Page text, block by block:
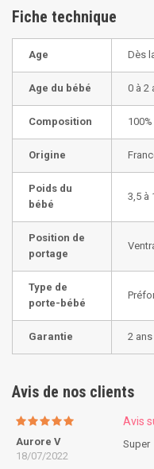
Fiche technique
Age Dès
Age du bébé 0 à 2
Composition
Origine
Poids du
bébé
3,5 à
Position de
portage
Type de
porte-bébé
Garantie 2 ans
Avis de nos clients
Aurore V
18/07/2022
Avis
Super